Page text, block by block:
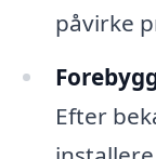
påvirke
Efter